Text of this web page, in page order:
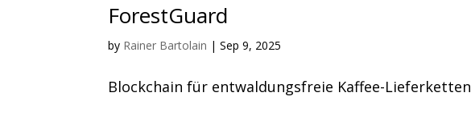
ForestGuard
by Rainer Bartolain |Sep 9, 2025
Blockchain für entwaldungsfreie Kaffee-Lieferketten